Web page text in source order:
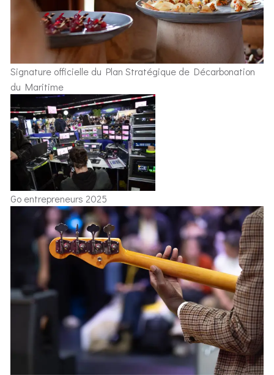
Signature officielle du Plan Stratégique de Décarbonation
du Maritime
Go entrepreneurs 2025